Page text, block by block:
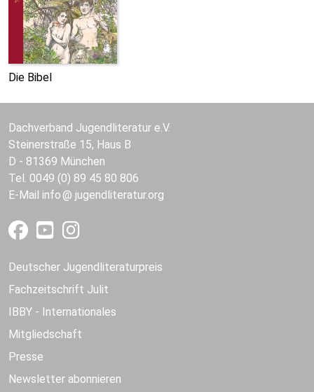
Die Bibel
Dachverband Jugendliteratur e.V.
Steinerstraße 15, Haus B
D - 81369 München
Tel. 0049 (0) 89 45 80 806
E-Mail info jugendliteratur.org
Deutscher Jugendliteraturpreis
Fachzeitschrift Julit
IBBY - Internationales
Mitgliedschaft
Presse
Newsletter abonnieren